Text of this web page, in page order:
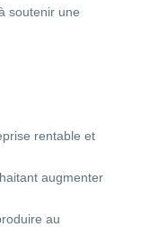
soutenir une
rentable et
augmenter
au